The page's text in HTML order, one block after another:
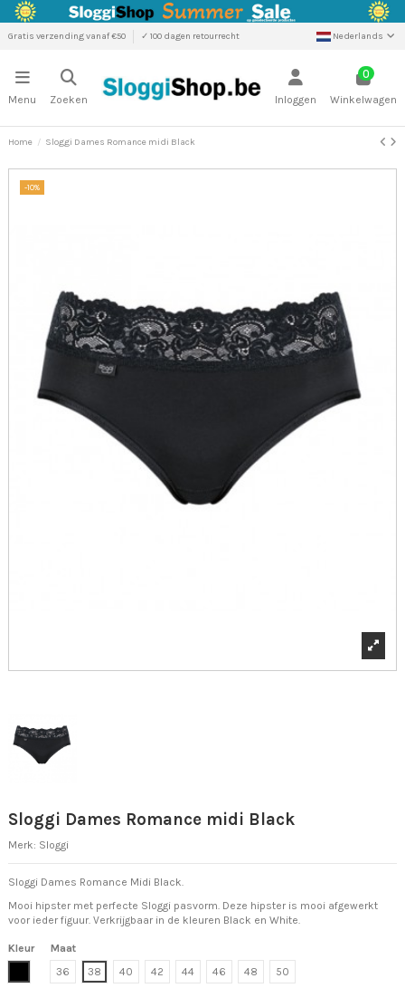
Gratis verzending vanaf €50 ✓ 100 dagen retourrecht Nederlands
Menu Zoeken Inloggen
0
Winkelwagen
Home Sloggi Dames Romance midi Black
-10%
Sloggi Dames Romance midi Black
Merk: Sloggi
Sloggi Dames Romance Midi Black.
Mooi hipster met perfecte Sloggi pasvorm. Deze hipster is mooi afgewerkt
voor ieder figuur. Verkrijgbaar in de kleuren Black en White.
Kleur
Maat
36
38 40 42 44 46 48 50